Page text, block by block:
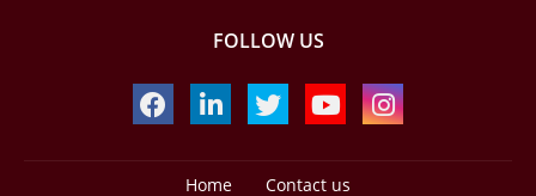
les contenus numériques, représente aujourd'hui environ 59 milliards
représente moins de 3 % d'un marché mondial évalué à près de 2000
milliards USD. L'écart est vertigineux, mais il constitue aussi, selon le
exportations créatives pourraient atteindre 140 à 150 milliards USD,
FOLLOW US
Home Contact us